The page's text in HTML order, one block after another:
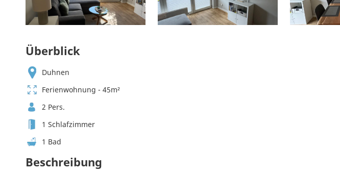
Überblick
Duhnen
Ferienwohnung - 45m²
2 Pers.
1 Schlafzimmer
1 Bad
Beschreibung